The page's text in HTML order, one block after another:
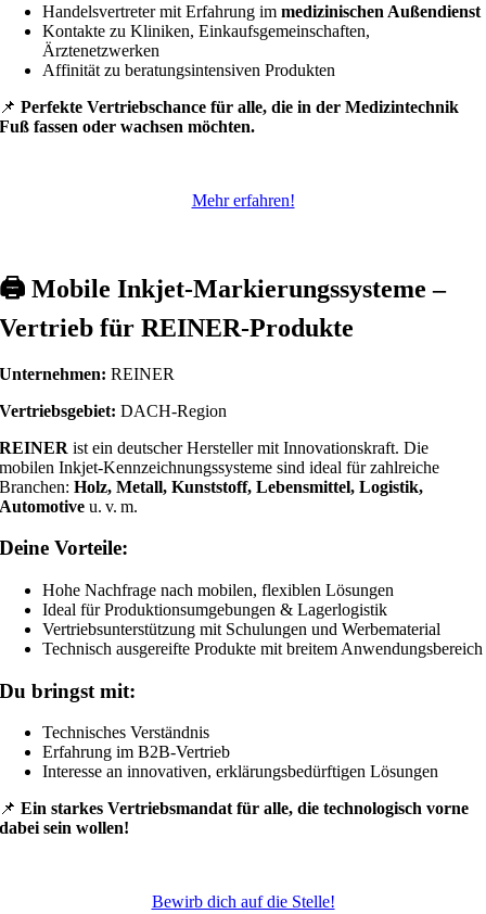
Handelsvertreter mit Erfahrung immedizinischen Außendienst
Kontakte zu Kliniken, Einkaufsgemeinschaften,
Ärztenetzwerken
Affinität zu beratungsintensiven Produkten
📌Perfekte Vertriebschance für alle, die in der Medizintechnik
Fuß fassen oder wachsen möchten.
Mehr erfahren!
🖨️Mobile Inkjet-Markierungssysteme –
Vertrieb für REINER-Produkte
Unternehmen: REINER
Vertriebsgebiet: DACH-Region
REINER ist ein deutscher Hersteller mit Innovationskraft. Die
mobilen Inkjet-Kennzeichnungssysteme sind ideal für zahlreiche
Branchen:Holz, Metall, Kunststoff, Lebensmittel, Logistik,
Automotive u. v. m.
Deine Vorteile:
Hohe Nachfrage nach mobilen, flexiblen Lösungen
Ideal für Produktionsumgebungen & Lagerlogistik
Vertriebsunterstützung mit Schulungen und Werbematerial
Technisch ausgereifte Produkte mit breitem Anwendungsbereich
Du bringst mit:
Technisches Verständnis
Erfahrung im B2B-Vertrieb
Interesse an innovativen, erklärungsbedürftigen Lösungen
📌Ein starkes Vertriebsmandat für alle, die technologisch vorne
dabei sein wollen!
Bewirb dich auf die Stelle!